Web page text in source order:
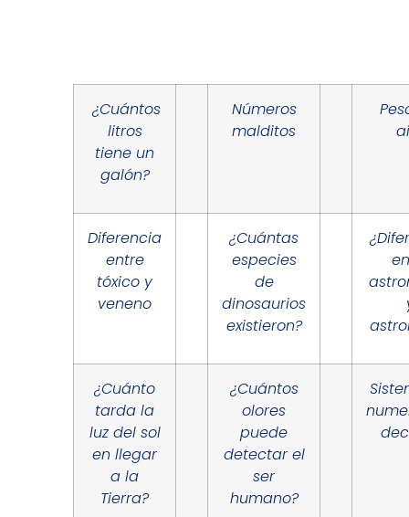
¿Cuántos
litros
tiene un
galón?
Números
malditos
Diferencia
entre
tóxico y
veneno
¿Cuántas
especies
de
dinosaurios
existieron?
¿Cuánto
tarda la
luz del sol
en llegar
a la
Tierra?
¿Cuántos
olores
puede
detectar el
ser
humano?